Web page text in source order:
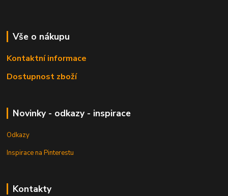
Vše o nákupu
Kontaktní informace
Dostupnost zboží
Novinky - odkazy - inspirace
Odkazy
Inspirace na Pinterestu
Kontakty